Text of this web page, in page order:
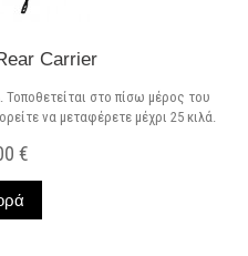
Carrier
Τοποθετείται στο πίσω μέρος του
να μεταφέρετε μέχρι 25 κιλά.
€